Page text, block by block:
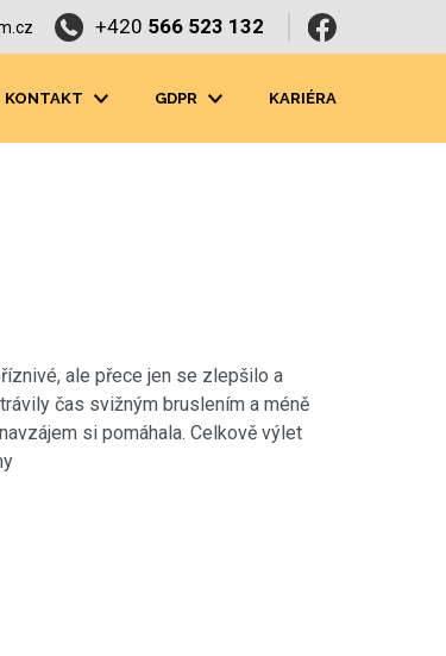
+420 566 523 132
KONTAKT GDPR KARIÉRA
ale přece jen se zlepšilo a
čas svižným bruslením a méně
si pomáhala. Celkově výlet